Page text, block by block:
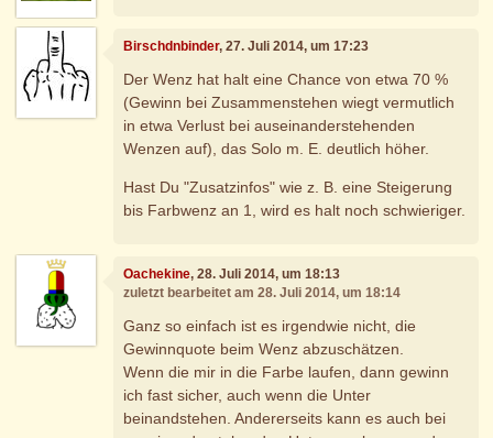
Birschdnbinder, 27. Juli 2014, um 17:23
Der Wenz hat halt eine Chance von etwa 70 %
(Gewinn bei Zusammenstehen wiegt vermutlich
in etwa Verlust bei auseinanderstehenden
Wenzen auf), das Solo m. E. deutlich höher.
Hast Du "Zusatzinfos" wie z. B. eine Steigerung
bis Farbwenz an 1, wird es halt noch schwieriger.
Oachekine, 28. Juli 2014, um 18:13
zuletzt bearbeitet am 28. Juli 2014, um 18:14
Ganz so einfach ist es irgendwie nicht, die
Gewinnquote beim Wenz abzuschätzen.
Wenn die mir in die Farbe laufen, dann gewinn
ich fast sicher, auch wenn die Unter
beinandstehen. Andererseits kann es auch bei